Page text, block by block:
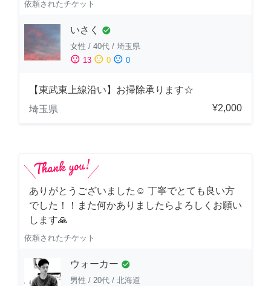
依頼されたチケット
いさく check_circle
女性 / 40代 / 埼玉県
sentiment_satisfied 13 sentiment_neutral 0 sentiment_dissatisfied 0
【東武東上線沿い】お掃除承ります☆
埼玉県
¥2,000
ありがとうございました☺️ 丁寧でとても良い方
でした！！また何かありましたらよろしくお願い
します🙏
依頼されたチケット
ウォーカー check_circle
男性 / 20代 / 北海道